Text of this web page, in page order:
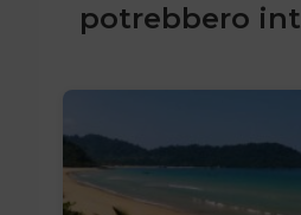
potrebbero